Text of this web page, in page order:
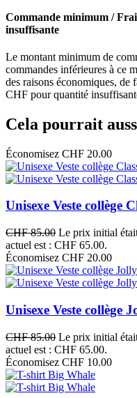
Commande minimum /
insuffisante
Le montant minimum de
commandes inférieures à ce
des raisons économiques, de
CHF pour quantité
Cela pourrait
Économisez CHF 20.00
Unisexe Veste collège
CHF85.00 Le prix initial
actuel est : CHF 65.00.
Économisez CHF 20.00
Unisexe Veste collège
CHF85.00 Le prix initial
actuel est : CHF 65.00.
Économisez CHF 10.00